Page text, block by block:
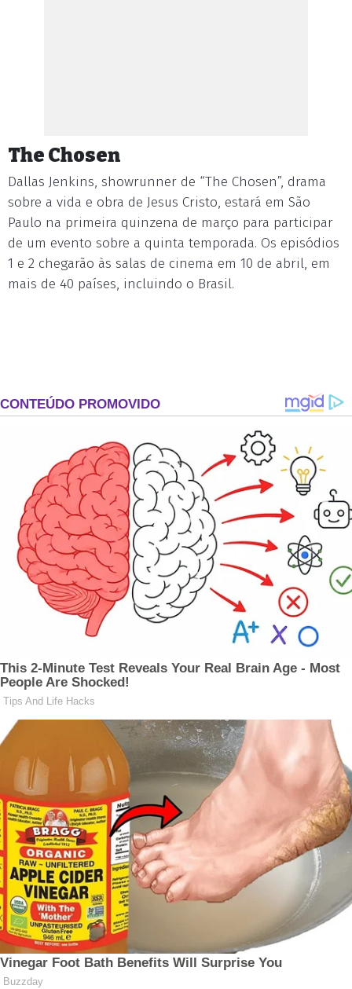
The Chosen
Dallas Jenkins, showrunner de “The Chosen”, drama
sobre a vida e obra de Jesus Cristo, estará em São
Paulo na primeira quinzena de março para participar
de um evento sobre a quinta temporada. Os episódios
1 e 2 chegarão às salas de cinema em 10 de abril, em
mais de 40 países, incluindo o Brasil.